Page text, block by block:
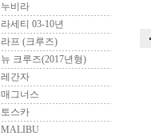
누비라
라세티 03-10년
라프 (크루즈)
뉴 크루즈(2017년형)
레간자
매그너스
토스카
MALIBU